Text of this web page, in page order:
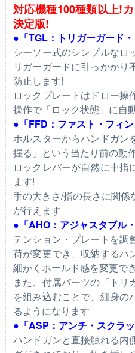
対応機種100種類以上!
決定版!
●「TGL：トリガーガード
シーソー式のシンプルなロ
リガーガードに引っかかり
防止します!
ロックプレートはドロー操
操作で「ロック状態」に自
●「FFD：ファスト・フィ
ホルスターからハンドガン
握る」という当たり前の動
ロックレバーが自然に中指
ます!
手の大きさ/指の長さに関
が行えます
●「AHO：アジャスタブル
テンション・プレートを調
荷が変更でき、収納するハ
細かくホールド感を変更で
また、付属パーツの「トリ
を組み込むことで、細身の
るようになります
●「ASP：アンチ・スクラ
ハンドガンと直接触れる内